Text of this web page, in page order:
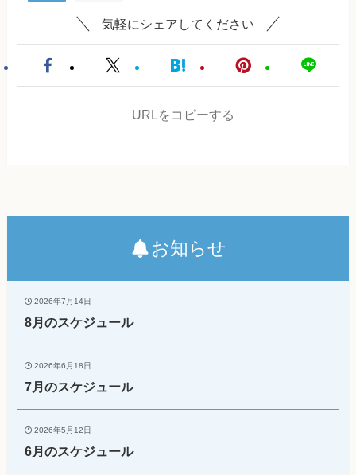
気軽にシェアしてください
URLをコピーする
お知らせ
2026年7月14日
8月のスケジュール
2026年6月18日
7月のスケジュール
2026年5月12日
6月のスケジュール